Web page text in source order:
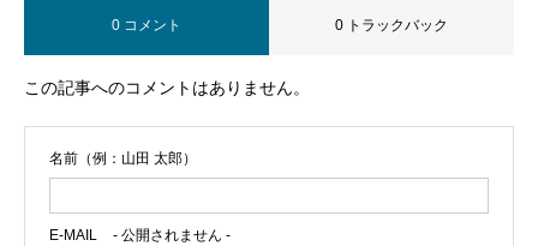
0 コメント 0 トラックバック
この記事へのコメントはありません。
名前（例：山田 太郎）
E-MAIL - 公開されません -